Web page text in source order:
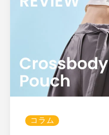
コラム